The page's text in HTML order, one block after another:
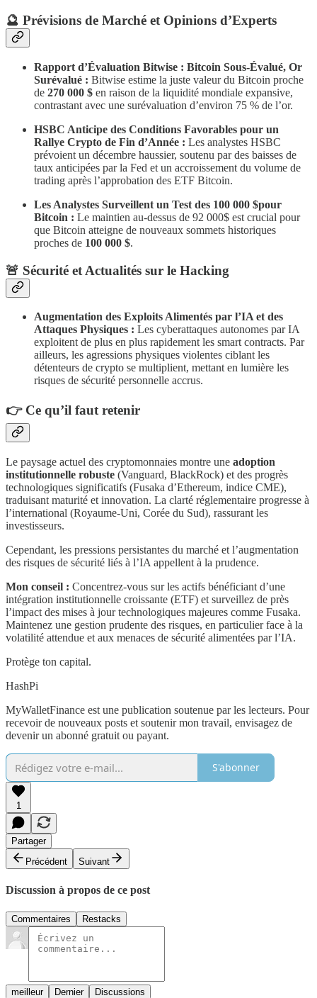
​🔮 Prévisions de Marché et Opinions d’Experts
Rapport d’Évaluation Bitwise : Bitcoin Sous-Évalué, Or
Surévalué : Bitwise estime la juste valeur du Bitcoin proche
de 270 000 $ en raison de la liquidité mondiale expansive,
contrastant avec une surévaluation d’environ 75 % de l’or.
HSBC Anticipe des Conditions Favorables pour un
Rallye Crypto de Fin d’Année : Les analystes HSBC
prévoient un décembre haussier, soutenu par des baisses de
taux anticipées par la Fed et un accroissement du volume de
trading après l’approbation des ETF Bitcoin.
Les Analystes Surveillent un Test des 100 000 $pour
Bitcoin : Le maintien au-dessus de 92 000$ est crucial pour
que Bitcoin atteigne de nouveaux sommets historiques
proches de 100 000 $.
​🚨 Sécurité et Actualités sur le Hacking
Augmentation des Exploits Alimentés par l’IA et des
Attaques Physiques : Les cyberattaques autonomes par IA
exploitent de plus en plus rapidement les smart contracts. Par
ailleurs, les agressions physiques violentes ciblant les
détenteurs de crypto se multiplient, mettant en lumière les
risques de sécurité personnelle accrus.
​👉 Ce qu’il faut retenir
​Le paysage actuel des cryptomonnaies montre une adoption
institutionnelle robuste (Vanguard, BlackRock) et des progrès
technologiques significatifs (Fusaka d’Ethereum, indice CME),
traduisant maturité et innovation. La clarté réglementaire progresse à
l’international (Royaume-Uni, Corée du Sud), rassurant les
investisseurs.
​Cependant, les pressions persistantes du marché et l’augmentation
des risques de sécurité liés à l’IA appellent à la prudence.
Mon conseil : Concentrez-vous sur les actifs bénéficiant d’une
intégration institutionnelle croissante (ETF) et surveillez de près
l’impact des mises à jour technologiques majeures comme Fusaka.
Maintenez une gestion prudente des risques, en particulier face à la
volatilité attendue et aux menaces de sécurité alimentées par l’IA.
Protège ton capital.
HashPi
MyWalletFinance est une publication soutenue par les lecteurs. Pour
recevoir de nouveaux posts et soutenir mon travail, envisagez de
devenir un abonné gratuit ou payant.
S'abonner
1
Partager
Précédent
Suivant
Discussion à propos de ce post
Commentaires Restacks
meilleur Dernier Discussions